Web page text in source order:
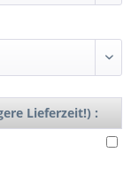
Lieferzeit!) :